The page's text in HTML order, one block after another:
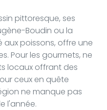
pittoresque, ses
Boudin ou la
aux poissons, offre une
Pour les gourmets, ne
locaux offrant des
ceux en quête
ne manque pas
l'année.